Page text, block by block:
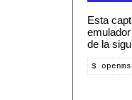
Esta
de la
$